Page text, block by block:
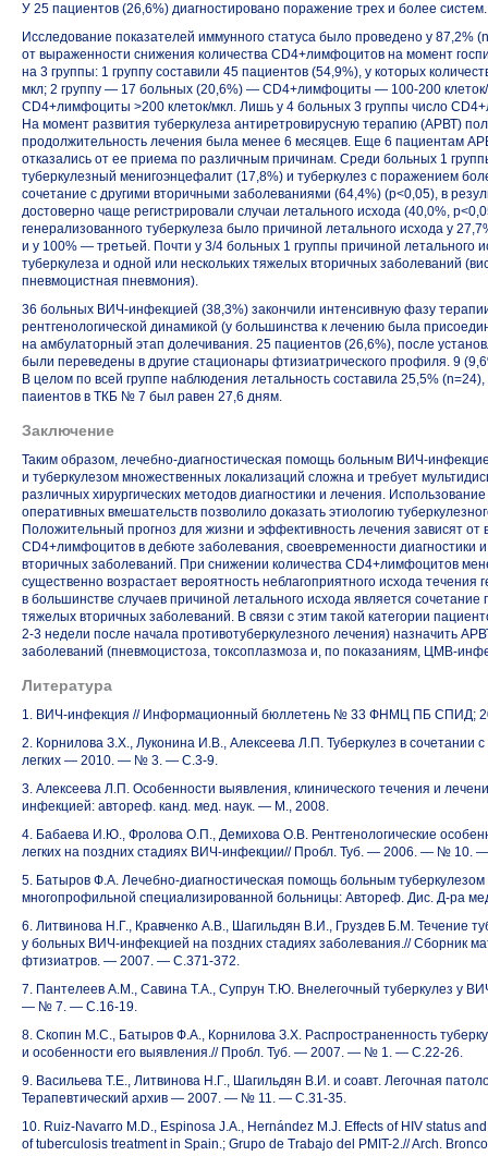
У 25 пациентов (26,6%) диагностировано поражение трех и более систем.
Исследование показателей иммунного статуса было проведено у 87,2%
от выраженности снижения количества CD4+лимфоцитов на момент
на 3 группы: 1 группу составили 45 пациентов (54,9%), у которых
мкл; 2 группу — 17 больных (20,6%) — CD4+лимфоциты — 100-200
СD4+лимфоциты >200 клеток/мкл. Лишь у 4 больных 3 группы число
На момент развития туберкулеза антиретровирусную терапию (АРВТ)
продолжительность лечения была менее 6 месяцев. Еще 6 пациентам
отказались от ее приема по различным причинам. Среди больных 1
туберкулезный менигоэнцефалит (17,8%) и туберкулез с поражением
сочетание с другими вторичными заболеваниями (64,4%) (p<0,05), в
достоверно чаще регистрировали случаи летального исхода (40,0%,
генерализованного туберкулеза было причиной летального исхода у
и у 100% — третьей. Почти у 3/4 больных 1 группы причиной летального
туберкулеза и одной или нескольких тяжелых вторичных заболеваний
пневмоцистная пневмония).
36 больных ВИЧ-инфекцией (38,3%) закончили интенсивную фазу
рентгенологической динамикой (у большинства к лечению была
на амбулаторный этап долечивания. 25 пациентов (26,6%), после
были переведены в другие стационары фтизиатрического профиля. 9
В целом по всей группе наблюдения летальность составила 25,5%
паиентов в ТКБ № 7 был равен 27,6 дням.
Заключение
Таким образом, лечебно-диагностическая помощь больным ВИЧ-
и туберкулезом множественных локализаций сложна и требует
различных хирургических методов диагностики и лечения.
оперативных вмешательств позволило доказать этиологию
Положительный прогноз для жизни и эффективность лечения зависят
CD4+лимфоцитов в дебюте заболевания, своевременности диагностики и
вторичных заболеваний. При снижении количества CD4+лимфоцитов
существенно возрастает вероятность неблагоприятного исхода течения
в большинстве случаев причиной летального исхода является сочетание
тяжелых вторичных заболеваний. В связи с этим такой категории
2-3 недели после начала противотуберкулезного лечения) назначить
заболеваний (пневмоцистоза, токсоплазмоза и, по показаниям, ЦМВ-
Литература
1. ВИЧ-инфекция // Информационный бюллетень № 33 ФНМЦ ПБ СПИД;
2. Корнилова З.Х., Луконина И.В., Алексеева Л.П. Туберкулез в сочетании
легких — 2010. — № 3. — С.3-9.
3. Алексеева Л.П. Особенности выявления, клинического течения и
инфекцией: автореф. канд. мед. наук. — М., 2008.
4. Бабаева И.Ю., Фролова О.П., Демихова О.В. Рентгенологические
легких на поздних стадиях ВИЧ-инфекции// Пробл. Туб. — 2006. — № 10.
5. Батыров Ф.А. Лечебно-диагностическая помощь больным
многопрофильной специализированной больницы: Автореф. Дис. Д-ра
6. Литвинова Н.Г., Кравченко А.В., Шагильдян В.И., Груздев Б.М. Течение
у больных ВИЧ-инфекцией на поздних стадиях заболевания.// Сборник
фтизиатров. — 2007. — С.371-372.
7. Пантелеев А.М., Савина Т.А., Супрун Т.Ю. Внелегочный туберкулез у
— № 7. — С.16-19.
8. Скопин М.С., Батыров Ф.А., Корнилова З.Х. Распространенность
и особенности его выявления.// Пробл. Туб. — 2007. — № 1. — С.22-26.
9. Васильева Т.Е., Литвинова Н.Г., Шагильдян В.И. и соавт. Легочная
Терапевтический архив — 2007. — № 11. — С.31-35.
10. Ruiz-Navarro M.D., Espinosa J.A., Hernández M.J. Effects of HIV status
of tuberculosis treatment in Spain.; Grupo de Trabajo del PMIT-2.// Arch.